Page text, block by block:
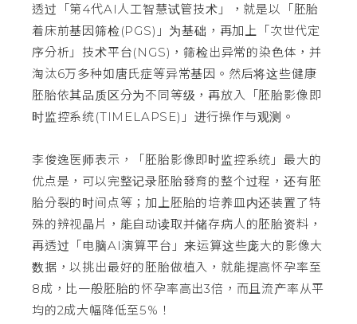
透过「第4代AI人工智慧试管技术」，就是以「胚胎
着床前基因筛检(PGS)」为基础，再加上「次世代定
序分析」技术平台(NGS)，筛检出异常的染色体，并
淘汰6万多种如唐氏症等异常基因。然后将这些健康
胚胎依其品质区分为不同等级，再放入「胚胎影像即
时监控系统(TIMELAPSE)」进行操作与观测。
李俊逸医师表示，「胚胎影像即时监控系统」最大的
优点是，可以完整记录胚胎發育的整个过程，还有胚
胎分裂的时间点等；加上胚胎的培养皿内还装置了特
殊的辨视晶片，能自动读取并储存病人的胚胎资料，
再透过「电脑AI演算平台」来运算这些庞大的影像大
数据，以挑出最好的胚胎做植入，就能提高怀孕率至
8成，比一般胚胎的怀孕率高出3倍，而且流产率从平
均的2成大幅降低至5%！